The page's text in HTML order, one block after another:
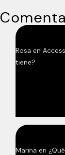
Rosa en
tiene?
Marina en